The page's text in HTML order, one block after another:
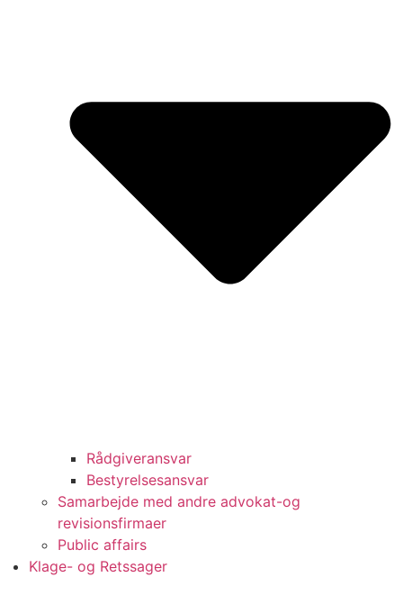
Rådgiveransvar
Bestyrelsesansvar
Samarbejde med andre advokat-og
revisionsfirmaer
Public affairs
Klage- og Retssager